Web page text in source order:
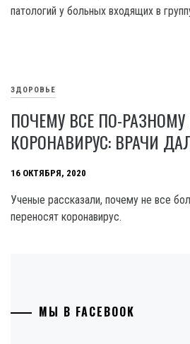
патологий у больных входящих в
ЗДОРОВЬЕ
ПОЧЕМУ ВСЕ ПО-РАЗНОМУ
КОРОНАВИРУС: ВРАЧИ
16 ОКТЯБРЯ, 2020
Ученые рассказали, почему не все
переносят коронавирус.
МЫ В FACEBOOK